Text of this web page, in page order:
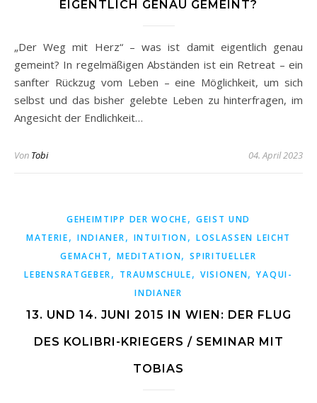
EIGENTLICH GENAU GEMEINT?
„Der Weg mit Herz“ – was ist damit eigentlich genau
gemeint? In regelmäßigen Abständen ist ein Retreat – ein
sanfter Rückzug vom Leben – eine Möglichkeit, um sich
selbst und das bisher gelebte Leben zu hinterfragen, im
Angesicht der Endlichkeit…
Von Tobi 04. April 2023
GEHEIMTIPP DER WOCHE, GEIST UND
MATERIE, INDIANER, INTUITION, LOSLASSEN LEICHT
GEMACHT,MEDITATION,SPIRITUELLER
LEBENSRATGEBER, TRAUMSCHULE, VISIONEN,YAQUI-
INDIANER
13. UND 14. JUNI 2015 IN WIEN: DER FLUG
DES KOLIBRI-KRIEGERS / SEMINAR MIT
TOBIAS